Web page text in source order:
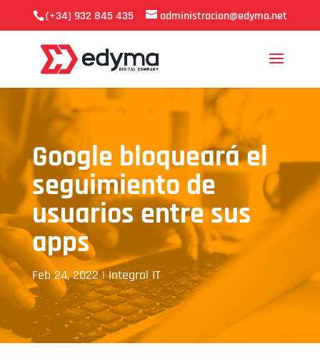
(+34) 932 845 435 administracion@edyma.net
Google bloqueará el
seguimiento de
usuarios entre sus
apps
Feb 24, 2022|Integral IT